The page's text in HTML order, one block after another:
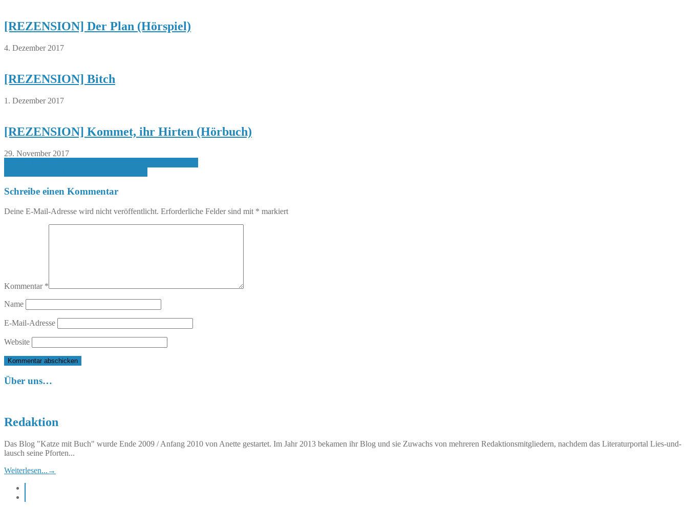
[REZENSION] Der Plan (Hörspiel)
4. Dezember 2017
[REZENSION] Bitch
1. Dezember 2017
[REZENSION] Kommet, ihr Hirten (Hörbuch)
29. November 2017
Schreibe einen Kommentar
Deine E-Mail-Adresse wird nicht veröffentlicht. Erforderliche Felder sind mit * markiert
Kommentar *
Name
E-Mail-Adresse
Website
Über uns…
Redaktion
Das Blog "Katze mit Buch" wurde Ende 2009 / Anfang 2010 von Anette gestartet. Im Jahr 2013 bekamen ihr Blog und sie Zuwachs von mehreren Redaktionsmitgliedern, nachdem das Literaturportal Lies-und-
lausch seine Pforten...
Weiterlesen... →